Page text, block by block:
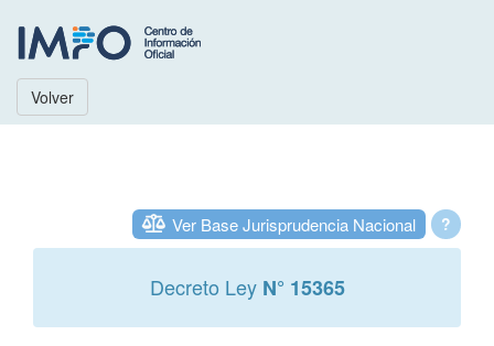
Volver
?
Ver Base Jurisprudencia Nacional
Decreto Ley N° 15365